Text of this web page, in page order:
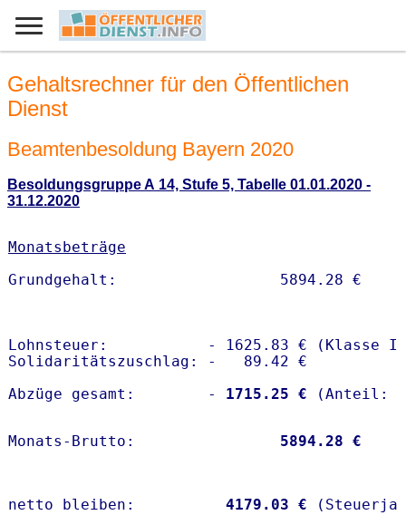
Gehaltsrechner für den Öffentlichen
Dienst
Beamtenbesoldung Bayern 2020
Besoldungsgruppe A 14, Stufe 5, Tabelle 01.01.2020 -
31.12.2020
Monatsbeträge
Lohnsteuer:           - 1625.83 € (Klasse I)
Solidaritätszuschlag: -   89.42 €
Abzüge gesamt:        -
1715.25 €
Monats-Brutto: 5894.28 €
netto bleiben: 4179.03 €